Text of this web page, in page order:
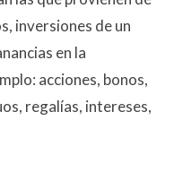
inversiones de un
en la
acciones, bonos,
regalías, intereses,